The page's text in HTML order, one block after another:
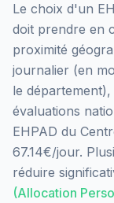
Le choix d'un
doit prendre en
proximité
journalier (en
le
évaluations
EHPAD du
67.14€/jour.
réduire
(Allocation